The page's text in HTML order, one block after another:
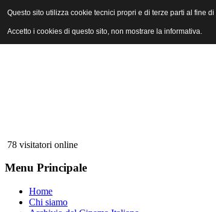
ANICA | Associazione Nazionale Industrie
78 visitatori online
Menu Principale
Home
Chi siamo
Questo sito utilizza cookie tecnici propri e di terze parti al fine
Accetto i cookies di questo sito, non mostrare la informativa.
Questo sito utilizza cookie tecnici propri e di terze parti al fine
Accetto i cookies di questo sito, non mostrare la informativa.